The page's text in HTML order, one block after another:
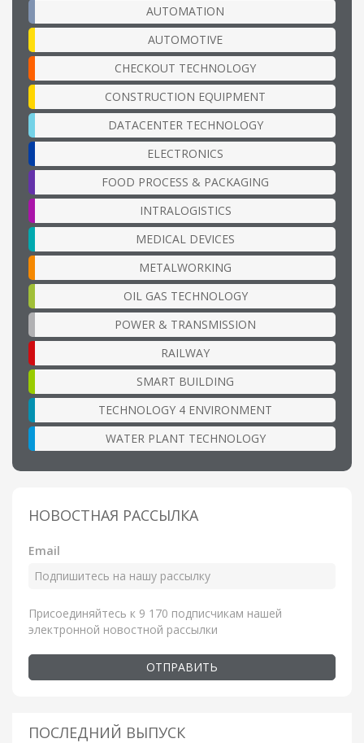
AUTOMATION
AUTOMOTIVE
CHECKOUT TECHNOLOGY
CONSTRUCTION EQUIPMENT
DATACENTER TECHNOLOGY
ELECTRONICS
FOOD PROCESS & PACKAGING
INTRALOGISTICS
MEDICAL DEVICES
METALWORKING
OIL GAS TECHNOLOGY
POWER & TRANSMISSION
RAILWAY
SMART BUILDING
TECHNOLOGY 4 ENVIRONMENT
WATER PLANT TECHNOLOGY
НОВОСТНАЯ РАССЫЛКА
Email
Присоединяйтесь к 9 170 подписчикам нашей
электронной новостной рассылки
ОТПРАВИТЬ
ПОСЛЕДНИЙ ВЫПУСК